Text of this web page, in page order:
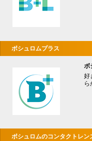
ボシュロムプラス
ボ
好
ら
ボシュロムのコンタクトレン